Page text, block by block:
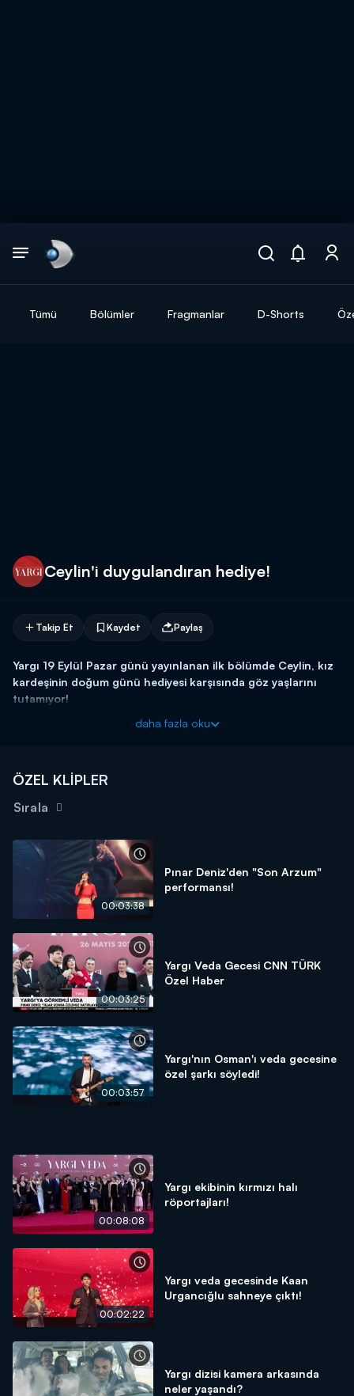
Tümü Bölümler Fragmanlar D-Shorts
Ceylin'i duygulandıran hediye!
Takip Et Kaydet Paylaş
Yargı 19 Eylül Pazar günü yayınlanan ilk bölümde Ceylin, kız
kardeşinin doğum günü hediyesi karşısında göz yaşlarını
tutamıyor!
Ceylin'in doğum günüdür. Kız kardeşinden gelen doğum günü
karşısında Ceylin mutluluktan ağlar.
daha fazla oku
ÖZEL KLİPLER
Sırala
00:03:38
Pınar Deniz'den "Son Arzum"
performansı!
00:03:25
Yargı Veda Gecesi CNN TÜRK
Özel Haber
00:03:57
Yargı'nın Osman'ı veda gecesine
özel şarkı söyledi!
00:08:08
Yargı ekibinin kırmızı halı
röportajları!
00:02:22
Yargı veda gecesinde Kaan
Urgancığlu sahneye çıktı!
Yargı dizisi kamera arkasında
neler yaşandı?